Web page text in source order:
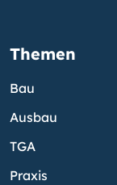
Themen
Bau
Ausbau
TGA
Praxis